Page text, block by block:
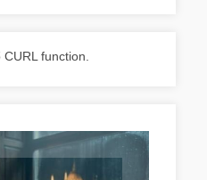
function.